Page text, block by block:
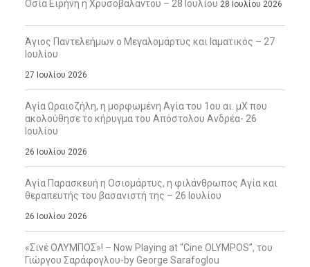
Οσία Ειρήνη η Χρυσοβαλάντου – 28 Ιουλίου 28 Ιουλίου 2026
Άγιος Παντελεήμων ο Μεγαλομάρτυς και Ιαματικός – 27
Ιουλίου
27 Ιουλίου 2026
Αγία Ωραιοζήλη, η μορφωμένη Αγία του 1ου αι. μΧ που
ακολούθησε το κήρυγμα του Απόστολου Ανδρέα- 26
Ιουλίου
26 Ιουλίου 2026
Αγία Παρασκευή η Οσιομάρτυς, η φιλάνθρωπος Αγία και
θεραπευτής του βασανιστή της – 26 Ιουλίου
26 Ιουλίου 2026
«Σινέ ΟΛΥΜΠΟΣ»! – Now Playing at “Cine OLYMPOS”, του
Γιώργου Σαράφογλου-by George Sarafoglou